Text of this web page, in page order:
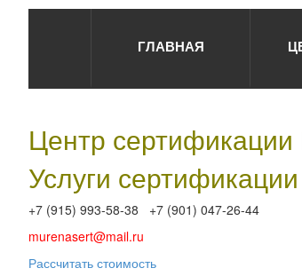
ГЛАВНАЯ
Центр
Услуги сертификации
+7 (915) 993-58-38 +7 (901) 047-26-44
murenasert@mail.ru
Рассчитать стоимость